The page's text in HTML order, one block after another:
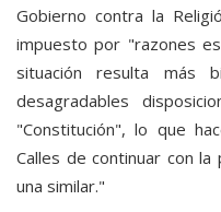
Gobierno contra la
impuesto por "razones
situación resulta más
desagradables
"Constitución", lo que
Calles de continuar con
una similar."